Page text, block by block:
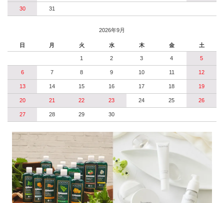
30 31
2026年9月
日 月 火 水 木 金 土
1 2 3 4 5
6 7 8 9 10 11 12
13 14 15 16 17 18 19
20 21 22 23 24 25 26
27 28 29 30